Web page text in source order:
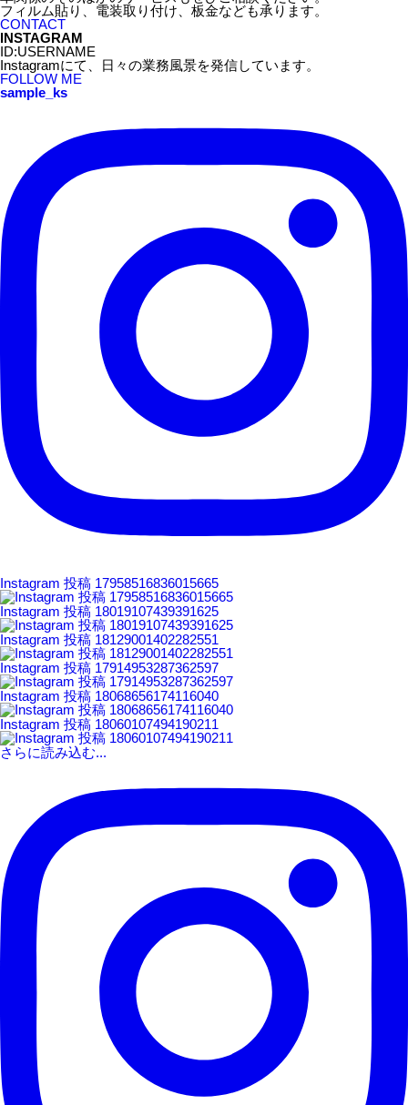
フィルム貼り、電装取り付け、板金なども承ります。
CONTACT
INSTAGRAM
ID:USERNAME
Instagramにて、日々の業務風景を発信しています。
FOLLOW ME
sample_ks
Instagram 投稿 17958516836015665
Instagram 投稿 18019107439391625
Instagram 投稿 18129001402282551
Instagram 投稿 17914953287362597
Instagram 投稿 18068656174116040
Instagram 投稿 18060107494190211
さらに読み込む...